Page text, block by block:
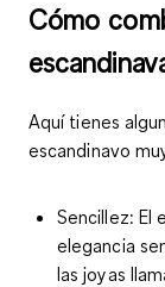
Cómo
Aquí tienes
escandinavo
Sencillez: El
elegancia
las joyas